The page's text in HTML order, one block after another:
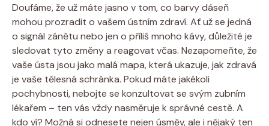
Doufáme, že už máte jasno v tom, co barvy dáseň
mohou prozradit o vašem ústním zdraví. Ať už se jedná
o signál zánětu nebo jen o příliš mnoho kávy, důležité je
sledovat tyto změny a reagovat včas. Nezapomeňte, že
vaše ústa jsou jako malá mapa, která ukazuje, jak zdravá
je vaše tělesná schránka. Pokud máte jakékoli
pochybnosti, nebojte se konzultovat se svým zubním
lékařem – ten vás vždy nasměruje k správné cestě. A
kdo ví? Možná si odnesete nejen úsměv, ale i nějaký ten